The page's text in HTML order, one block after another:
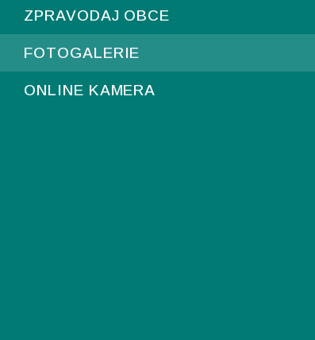
ZPRAVODAJ OBCE
FOTOGALERIE
ONLINE KAMERA